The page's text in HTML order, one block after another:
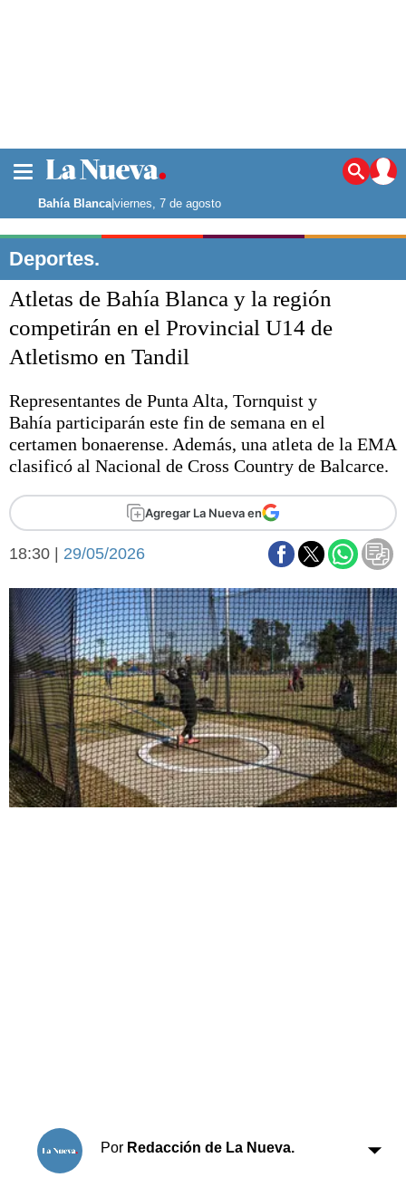
Noticias
La ciudad
Punta Alta
El mundo
Seguridad
Escenario Olímpico
Liga del Sur
Básquetbol
Fútbol
Federal A
Arte y cultura
Cines
Economía y campo
Economía y finanzas
Con el campo
Espacio empresas
Sociedad y tiempo
libre
Sociedad
Tecnología
Turismo
Salud
Es viral
El tiempo
Fúnebres
Clasificados
Bahía Blanca|viernes, 7 de agosto
Deportes.
Atletas de Bahía Blanca y la región
competirán en el Provincial U14 de
Atletismo en Tandil
Representantes de Punta Alta, Tornquist y
Bahía participarán este fin de semana en el
certamen bonaerense. Además, una atleta de la EMA
clasificó al Nacional de Cross Country de Balcarce.
Agregar La Nueva en
18:30 | 29/05/2026
Por Redacción de La Nueva.